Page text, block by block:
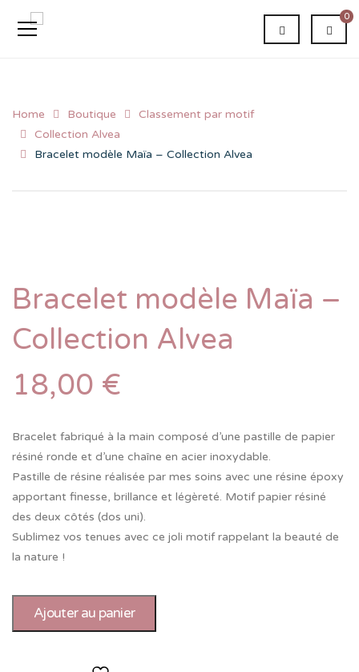
0
Home Boutique
Classement par motif
Collection Alvea
Bracelet modèle Maïa – Collection Alvea
Bracelet modèle Maïa –
Collection Alvea
18,00 €
Bracelet fabriqué à la main composé d’une pastille de papier
résiné ronde et d’une chaîne en acier inoxydable.
Pastille de résine réalisée par mes soins avec une résine époxy
apportant finesse, brillance et légèreté. Motif papier résiné
des deux côtés (dos uni).
Sublimez vos tenues avec ce joli motif rappelant la beauté de
la nature !
Ajouter au panier